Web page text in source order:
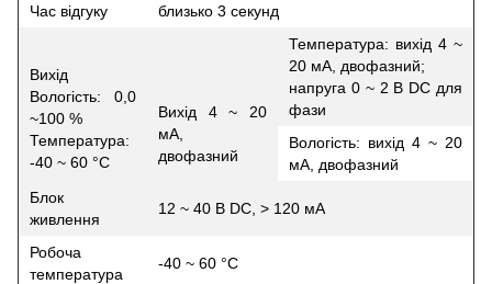
Час відгуку близько 3 секунд
Вихід
Вологість: 0,0
~100 %
Температура:
-40 ~ 60 °С
Вихід 4 ~ 20
мА,
двофазний
Температура: вихід 4 ~
20 мА, двофазний;
напруга 0 ~ 2 В DC для
фази
Вологість: вихід 4 ~ 20
мА, двофазний
Блок
живлення
12 ~ 40 В DC, > 120 мА
Робоча
температура
-40 ~ 60 °С